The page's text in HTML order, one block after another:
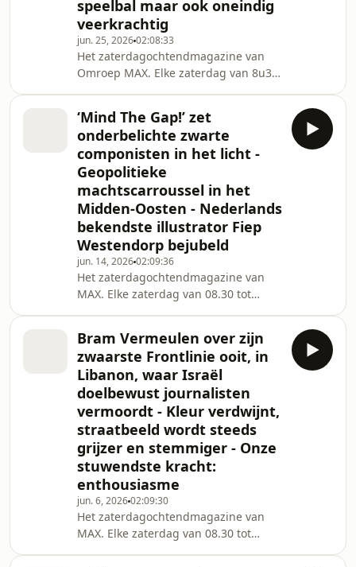
speelbal maar ook oneindig
veerkrachtig
jun. 25, 202602:08:33
Het zaterdagochtendmagazine van
Omroep MAX. Elke zaterdag van 8u30
‘Mind The Gap!’ zet
onderbelichte zwarte
componisten in het licht -
Geopolitieke
machtscarroussel in het
Midden-Oosten - Nederlands
bekendste illustrator Fiep
Westendorp bejubeld
jun. 14, 202602:09:36
Het zaterdagochtendmagazine van
MAX. Elke zaterdag van 08.30 tot
Bram Vermeulen over zijn
zwaarste Frontlinie ooit, in
Libanon, waar Israël
doelbewust journalisten
vermoordt - Kleur verdwijnt,
straatbeeld wordt steeds
grijzer en stemmiger - Onze
stuwendste kracht:
enthousiasme
jun. 6, 202602:09:30
Het zaterdagochtendmagazine van
MAX. Elke zaterdag van 08.30 tot